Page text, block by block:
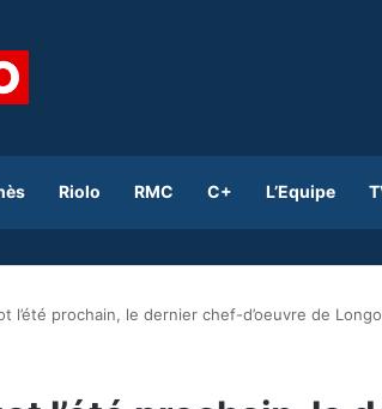
Riolo RMC C+ L’Equipe
l’été prochain, le dernier chef-d’oeuvre de